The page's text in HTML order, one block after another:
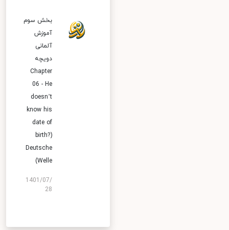
بخش سوم
آموزش
آلمانی
دویچه
Chapter
06 - He
doesn’t
know his
date of
birth?)
Deutsche
Welle)
1401/07/
28